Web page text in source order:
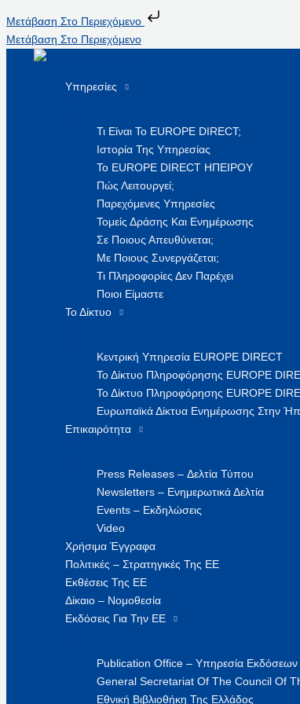
Μετάβαση Στο Περιεχόμενο
Μετάβαση Στο Περιεχόμενο
Υπηρεσίες
Τι Είναι Το EUROPE DIRECT;
Ιστορία Της Υπηρεσίας
Το EUROPE DIRECT ΗΠΕΙΡΟΥ
Πώς Λειτουργεί;
Παρεχόμενες Υπηρεσίες
Τομείς Δράσης Και Ενημέρωσης
Σε Ποιους Απευθύνεται;
Με Ποιους Συνεργάζεται;
Τι Πληροφορίες Δεν Παρέχει
Ποιοι Είμαστε
Το Δίκτυο
Κεντρική Υπηρεσία EUROPE DIRECT
Το Δίκτυο Πληροφόρησης EUROPE
Το Δίκτυο Πληροφόρησης EUROPE
Ευρωπαϊκά Δίκτυα Ενημέρωσης Στην
Επικαιρότητα
Press Releases – Δελτία Τύπου
Newsletters – Ενημερωτικά Δελτία
Events – Εκδηλώσεις
Video
Χρήσιμα Έγγραφα
Πολιτικές – Στρατηγικές Της ΕΕ
Εκθέσεις Της ΕΕ
Δίκαιο – Νομοθεσία
Εκδόσεις Για Την ΕΕ
Publication Office – Υπηρεσία
General Secretariat Of The Council Of
Εθνική Βιβλιοθήκη Της Ελλάδος